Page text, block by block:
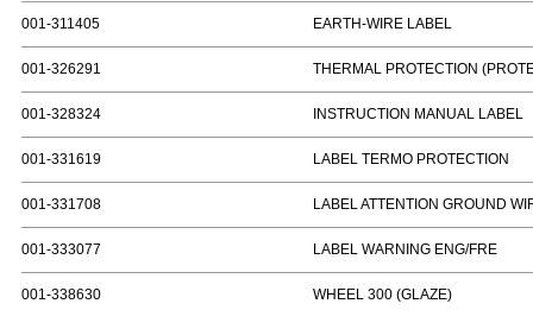
001-311405 EARTH-WIRE LABEL
001-326291 THERMAL PROTECTION
001-328324 INSTRUCTION MANUAL LABEL
001-331619 LABEL TERMO PROTECTION
001-331708 LABEL ATTENTION GROUND
001-333077 LABEL WARNING ENG/FRE
001-338630 WHEEL 300 (GLAZE)